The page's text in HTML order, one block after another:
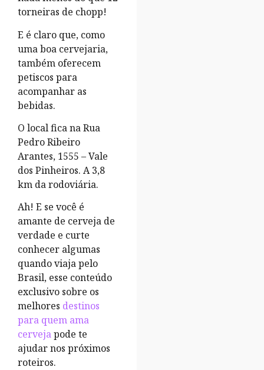
torneiras de chopp!
E é claro que, como
uma boa cervejaria,
também oferecem
petiscos para
acompanhar as
bebidas.
O local fica na Rua
Pedro Ribeiro
Arantes, 1555 – Vale
dos Pinheiros. A 3,8
km da rodoviária.
Ah! E se você é
amante de cerveja de
verdade e curte
conhecer algumas
quando viaja pelo
Brasil, esse conteúdo
exclusivo sobre os
melhores destinos
para quem ama
cervejapode te
ajudar nos próximos
roteiros.